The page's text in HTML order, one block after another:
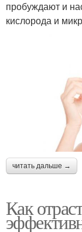
пробуждают и
кислорода и
читать дальше →
Как